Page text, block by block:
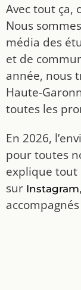
Avec tout ça,
Nous
média des
et de
année, nous
Haute-
toutes les
En 2026,
pour toutes
explique tout
sur Instagram,